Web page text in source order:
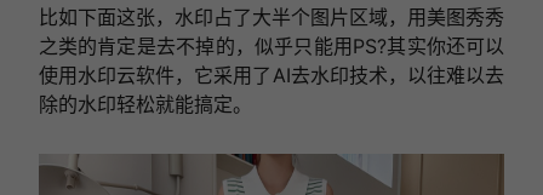
比如下面这张，水印占了大半个图片区域，用美图秀秀
之类的肯定是去不掉的，似乎只能用PS?其实你还可以
使用水印云软件，它采用了AI去水印技术，以往难以去
除的水印轻松就能搞定。